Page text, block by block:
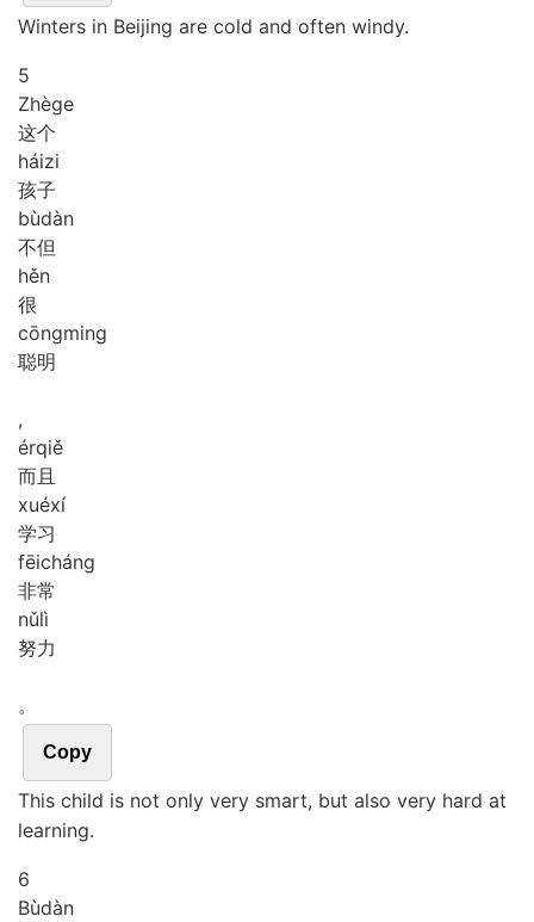
Winters in Beijing are cold and often windy.
5
Zhège
这个
háizi
孩子
bùdàn
不但
hěn
很
cōngming
聪明
,
érqiě
而且
xuéxí
学习
fēicháng
非常
nǔlì
努力
。
Copy
This child is not only very smart, but also very hard at
learning.
6
Bùdàn